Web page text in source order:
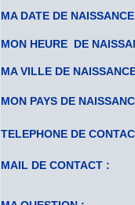
MA DATE DE
MON HEURE DE
MA VILLE DE
MON PAYS DE
TELEPHONE DE
MAIL DE CONTACT :